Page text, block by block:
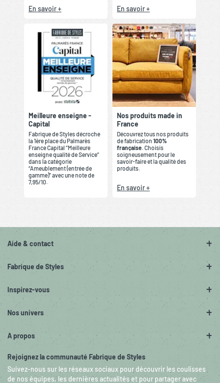
En savoir + En savoir +
Meilleure enseigne -
Capital
Fabrique de Styles décroche
la 1ère place du Palmarès
France Capital “Meilleure
enseigne qualité de Service”
dans la catégorie
“Ameublement (entrée de
gamme)” avec une note de
7,95/10.
Nos produits made in
France
Découvrez tous nos produits
de fabrication 100%
française. Choisis
soigneusement pour le
savoir-faire et la qualité des
produits.
En savoir +
Aide & contact
Fabrique de Styles
Inspirez-vous
Nos univers
A propos
Rejoignez la communauté Fabrique de Styles
Suivez-nous sur les réseaux sociaux pour découvrir les coulisses
de nos équipes, les dernières actualités et pour partager avec